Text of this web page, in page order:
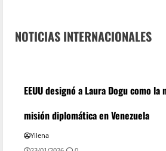
NOTICIAS INTERNACIONALES
EEUU designó a Laura Dogu como
misión diplomática en Venezuela
Yilena